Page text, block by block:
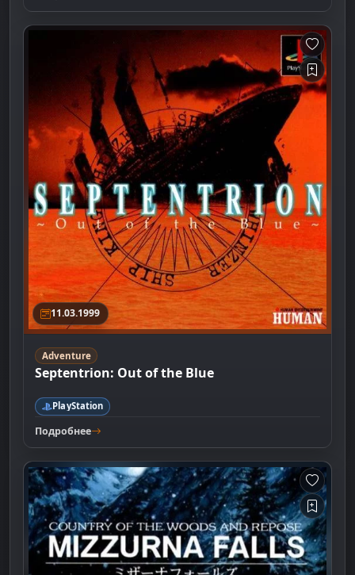
11.03.1999
Adventure
Septentrion: Out of the Blue
PlayStation
Подробнее